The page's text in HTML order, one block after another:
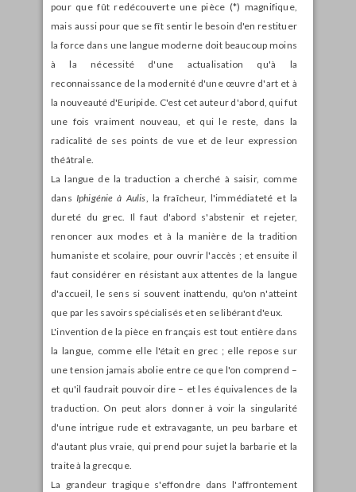
pour que fût redécouverte une pièce (*) magnifique,
mais aussi pour que se fît sentir le besoin d'en restituer
la force dans une langue moderne doit beaucoup moins
à la nécessité d'une actualisation qu'à la
reconnaissance de la modernité d'une œuvre d'art et à
la nouveauté d'Euripide. C'est cet auteur d'abord, qui fut
une fois vraiment nouveau, et qui le reste, dans la
radicalité de ses points de vue et de leur expression
théâtrale.
La langue de la traduction a cherché à saisir, comme
dans Iphigénie à Aulis, la fraîcheur, l'immédiateté et la
dureté du grec. Il faut d'abord s'abstenir et rejeter,
renoncer aux modes et à la manière de la tradition
humaniste et scolaire, pour ouvrir l'accès ; et ensuite il
faut considérer en résistant aux attentes de la langue
d'accueil, le sens si souvent inattendu, qu'on n'atteint
que par les savoirs spécialisés et en se libérant d'eux.
L'invention de la pièce en français est tout entière dans
la langue, comme elle l'était en grec ; elle repose sur
une tension jamais abolie entre ce que l'on comprend –
et qu'il faudrait pouvoir dire – et les équivalences de la
traduction. On peut alors donner à voir la singularité
d'une intrigue rude et extravagante, un peu barbare et
d'autant plus vraie, qui prend pour sujet la barbarie et la
traite à la grecque.
La grandeur tragique s'effondre dans l'affrontement